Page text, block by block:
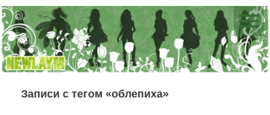
Записи с тегом «облепиха»